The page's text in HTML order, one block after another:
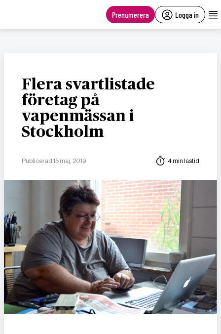
Prenumerera Logga in
Flera svartlistade
företag på
vapenmässan i
Stockholm
Publicerad 15 maj, 2019 4 min lästid